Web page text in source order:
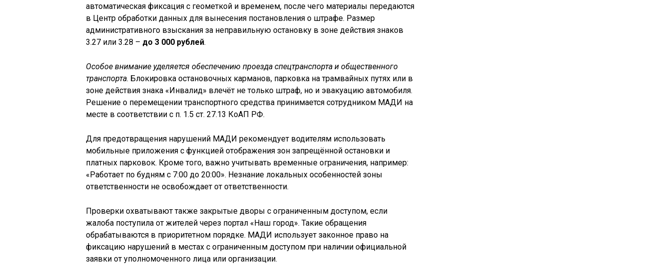
автоматическая фиксация с геометкой и временем, после чего материалы передаются
в Центр обработки данных для вынесения постановления о штрафе. Размер
административного взыскания за неправильную остановку в зоне действия знаков
3.27 или 3.28 – до 3 000 рублей.
Особое внимание уделяется обеспечению проезда спецтранспорта и общественного
транспорта. Блокировка остановочных карманов, парковка на трамвайных путях или в
зоне действия знака «Инвалид» влечёт не только штраф, но и эвакуацию автомобиля.
Решение о перемещении транспортного средства принимается сотрудником МАДИ на
месте в соответствии с п. 1.5 ст. 27.13 КоАП РФ.
Для предотвращения нарушений МАДИ рекомендует водителям использовать
мобильные приложения с функцией отображения зон запрещённой остановки и
платных парковок. Кроме того, важно учитывать временные ограничения, например:
«Работает по будням с 7:00 до 20:00». Незнание локальных особенностей зоны
ответственности не освобождает от ответственности.
Проверки охватывают также закрытые дворы с ограниченным доступом, если
жалоба поступила от жителей через портал «Наш город». Такие обращения
обрабатываются в приоритетном порядке. МАДИ использует законное право на
фиксацию нарушений в местах с ограниченным доступом при наличии официальной
заявки от уполномоченного лица или организации.